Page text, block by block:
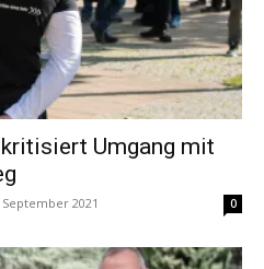
Umgang mit
September 2021 0